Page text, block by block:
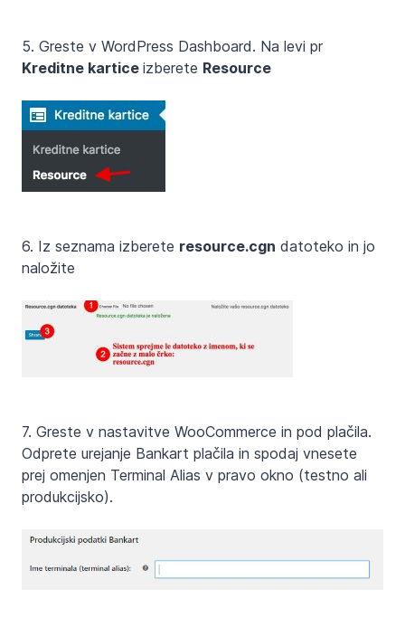
5. Greste v WordPress Dashboard. Na levi pr
Kreditne kartice izberete Resource
6. Iz seznama izberete resource.cgn datoteko in jo
naložite
7. Greste v nastavitve WooCommerce in pod plačila.
Odprete urejanje Bankart plačila in spodaj vnesete
prej omenjen Terminal Alias v pravo okno (testno ali
produkcijsko).